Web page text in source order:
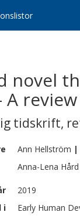
novel
review
tidskrift,
Ann Hellström |
Anna-Lena Hård
2019
i
Early Human